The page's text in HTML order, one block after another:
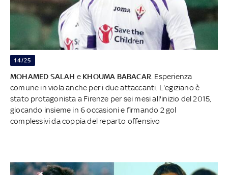
14/25
MOHAMED SALAH e KHOUMA BABACAR . Esperienza
comune in viola anche per i due attaccanti. L'egiziano è
stato protagonista a Firenze per sei mesi all'inizio del 2015,
giocando insieme in 6 occasioni e firmando 2 gol
complessivi da coppia del reparto offensivo